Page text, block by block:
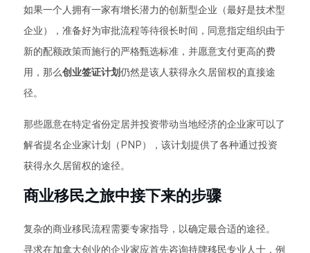
如果一个人拥有一家有增长潜力的创新型企业（最好是技术型
企业），准备好为审批流程等待很长时间，同意指定组织由于
新的配额政策而施行的严格甄选标准，并愿意支付更高的费
用，那么创业签证计划仍然是该人获得永久居留权的直接途
径。
那些愿意在特定省份定居并投资带动当地经济的企业家可以了
解省提名企业家计划（PNP），该计划提供了各种通过投资
获得永久居留权的途径。
商业移民之旅中接下来的步骤
复杂的商业移民流程需要专家指导，以确定最合适的途径。
寻求在加拿大创业的企业家应首先咨询持牌移民专业人士，例